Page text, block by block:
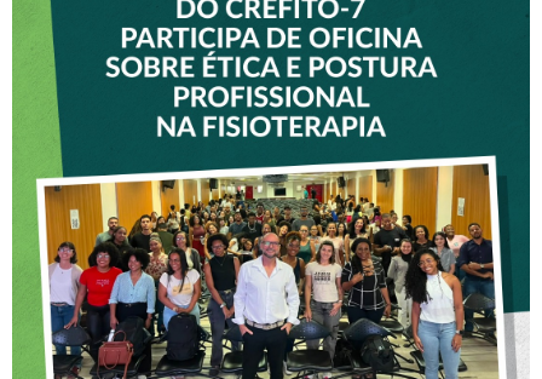
VICE-PRESIDENTE DO
CREFITO-7 PARTICIPA DE
OFICINA SOBRE ÉTICA E
POSTURA PROFISSIONAL
NA FISIOTERAPIA